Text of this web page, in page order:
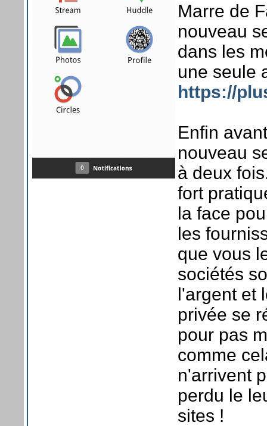
Marre de
nouveau
dans les
une seule
https://
Enfin
nouveau
à deux
fort
la face
les
que vous
sociétés
l'argent et
privée se
pour pas
comme
n'arrivent
perdu le
sites !